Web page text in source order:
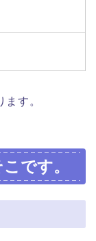
す。
です。